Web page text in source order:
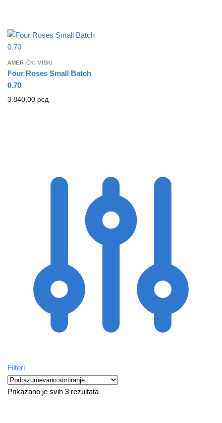
AMERIČKI VISKI
Four Roses Small Batch
0.70
3.840,00 рсд
Filteri
Prikazano je svih 3 rezultata